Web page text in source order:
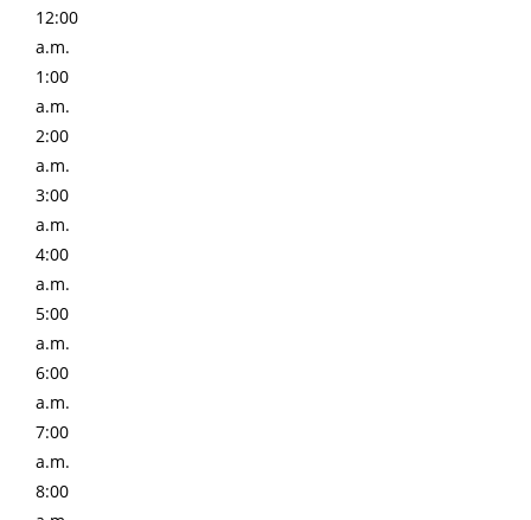
12:00
a.m.
1:00
a.m.
2:00
a.m.
3:00
a.m.
4:00
a.m.
5:00
a.m.
6:00
a.m.
7:00
a.m.
8:00